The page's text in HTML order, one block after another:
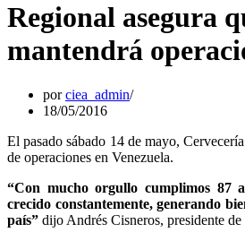
Regional asegura
mantendrá
porciea_admin
18/05/2016
El pasado sábado 14 de mayo,
de operaciones en Venezuela.
“Con mucho orgullo cumplimos 87
crecido constantemente, generando
país” dijo Andrés Cisneros, presidente de